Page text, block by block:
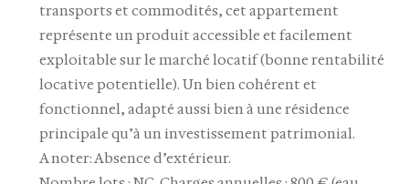
transports et commodités, cet appartement
représente un produit accessible et facilement
exploitable sur le marché locatif (bonne rentabilité
locative potentielle). Un bien cohérent et
fonctionnel, adapté aussi bien à une résidence
principale qu’à un investissement patrimonial.
A noter: Absence d’extérieur.